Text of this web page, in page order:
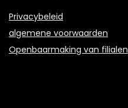
Privacybeleid
algemene voorwaarden
Openbaarmaking van filialen